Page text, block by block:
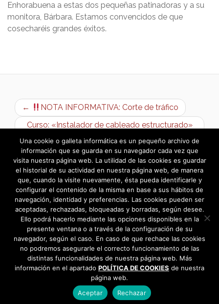
Enhorabuena a estas dos pequeñas patinadoras y a su
monitora, Bárbara. Estamos convencidos de que
cosecharéis grandes éxitos.
←
NOTA INFORMATIVA: Corte de tráfico
Curso: «Instalador de cableado estructurado»
(con compromiso de contratación) →
Una cookie o galleta informática es un pequeño archivo de
información que se guarda en su navegador cada vez que
visita nuestra página web. La utilidad de las cookies es guardar
el historial de su actividad en nuestra página web, de manera
que, cuando la visite nuevamente, ésta pueda identificarle y
configurar el contenido de la misma en base a sus hábitos de
navegación, identidad y preferencias. Las cookies pueden ser
aceptadas, rechazadas, bloqueadas y borradas, según desee.
Ello podrá hacerlo mediante las opciones disponibles en la
presente ventana o a través de la configuración de su
navegador, según el caso. En caso de que rechace las cookies
no podremos asegurarle el correcto funcionamiento de las
distintas funcionalidades de nuestra página web. Más
información en el apartado POLÍTICA DE COOKIES de nuestra
página web.
Aceptar
Rechazar